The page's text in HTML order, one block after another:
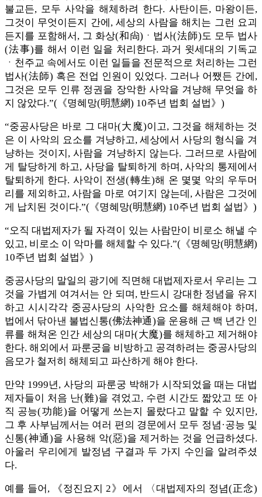
불교든, 모두 사악을 해체하려 한다. 사탄이든, 마왕이든,
그것이 무엇이든지 간에, 세상의 사람을 해치는 그런 요괴
든지를 포함해서, 그 화상(和尙)ㆍ법사(法師)도 모두 법사
(法事)를 해서 이런 일을 처리한다. 과거 윗세대의 기독교
ㆍ천주교 속에서도 이런 일들을 전문적으로 처리하는 그런
법사(法師) 혹은 전업 인원이 있었다. 그러나 어쨌든 간에,
그것은 모두 인류 정권을 장악한 사악을 겨냥해 무엇을 하
지 않았다.”(《명혜망(明慧網) 10주년 법회 설법》)
“중공사당은 바로 그 대마(大魔)이고, 그것을 해체하는 것
은 이 사악의 요소를 겨냥하고, 세상에서 사당의 형식을 겨
냥하는 것이지, 사람을 겨냥하지 않는다. 그러므로 사람에
게 탈당하게 하고, 사당을 탈퇴하게 하며, 사악의 통제에서
탈퇴하게 한다. 사악이 전생(轉生)해 온 몇몇 악의 우두머
리를 제외하고, 사람을 마로 여기지 않는데, 사람은 그것에
게 납치된 것이다.”(《명혜망(明慧網) 10주년 법회 설법》)
“오직 대법제자가 될 자격이 있는 사람만이 비로소 해낼 수
있고, 비로소 이 악마를 해체할 수 있다.”(《명혜망(明慧網)
10주년 법회 설법》)
중공사당의 말일의 광기에 직면해 대법제자로서 우리는 그
것을 가볍게 여겨서는 안 되며, 반드시 강대한 정념을 유지
하고 시시각각 중공사당의 사악한 요소를 해체해야 하며,
법에서 닦아낸 불법신통(佛法神通)을 운용해 근 백 년간 인
류를 해쳐온 인간 세상의 대마(大魔)를 해체하고 제거해야
한다. 해외에서 파룬궁을 비방하고 공격하려는 중공사당의
음모가 철저히 해체되고 파산하게 해야 한다.
만약 1999년, 사당의 파룬궁 박해가 시작되었을 때는 대법
제자들이 처음 난(難)을 겪었고, 수련 시간도 짧았고 또 아
직 공능(功能)을 어떻게 쓰는지 몰랐다고 말할 수 있지만,
그 후 사부님께서는 여러 편의 경문에서 모두 정념·공능 및
신통(神通)을 사용해 악(惡)을 제거하는 것을 언급하셨다.
아울러 우리에게 발정념 구결과 두 가지 수인을 알려주셨
다.
예를 들어, 《정진요지 2》에서 〈대법제자의 정념(正念)